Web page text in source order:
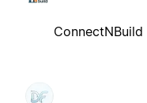
ConnectNBuild